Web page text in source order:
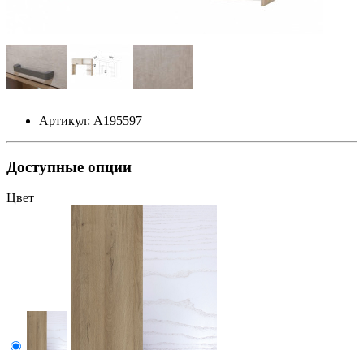
Артикул: А195597
Доступные опции
Цвет